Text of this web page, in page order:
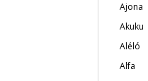
Ajona
Akuku
Aléló
Alfa